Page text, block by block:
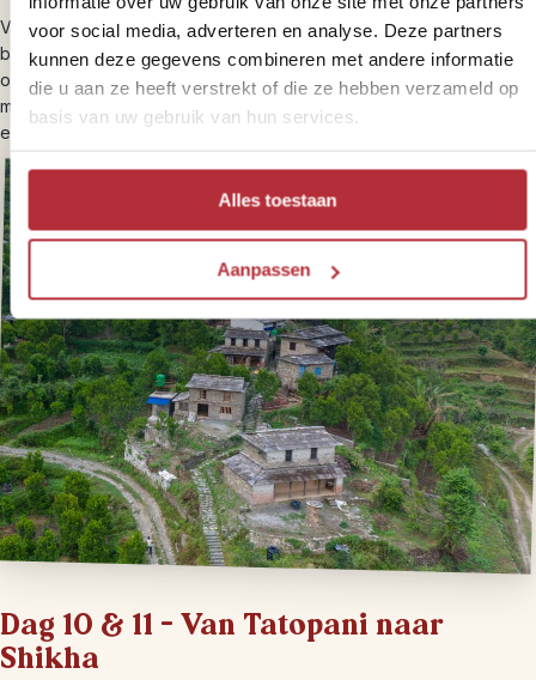
voor social media, adverteren en analyse. Deze partners
kunnen deze gegevens combineren met andere informatie
die u aan ze heeft verstrekt of die ze hebben verzameld op
basis van uw gebruik van hun services.
Alles toestaan
Aanpassen
Vandaag daal je af naar de regio Lower Mustang en volg je de
brede vallei van de Kali Gandaki. Het landschap wordt droger en
opener, met steeds weidsere uitzichten. Marpha is een van de
mooiste dorpen langs de route, bekend om de witgekalkte huizen
en de vele appelboomgaarden.
Dag 10 & 11 – Van Tatopani naar
Shikha